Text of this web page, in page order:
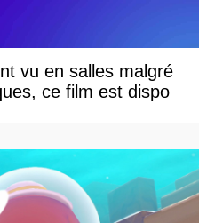
vu en salles malgré
ce film est dispo